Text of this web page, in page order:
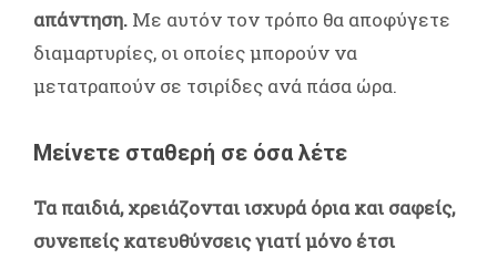
απάντηση. Με αυτόν τον τρόπο θα αποφύγετε
διαμαρτυρίες, οι οποίες μπορούν να
μετατραπούν σε τσιρίδες ανά πάσα ώρα.
Μείνετε σταθερή σε όσα λέτε
Τα παιδιά, χρειάζονται ισχυρά όρια και σαφείς,
συνεπείς κατευθύνσεις γιατί μόνο έτσι